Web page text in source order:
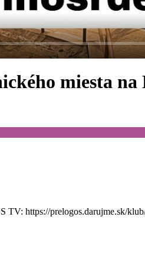
miesta
TV: https://prelogos.darujme.sk/